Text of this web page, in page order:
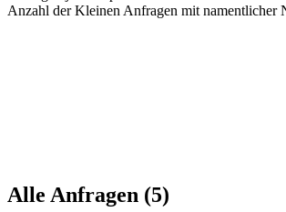
Anzahl der Kleinen Anfragen mit namentlicher
Alle Anfragen (5)